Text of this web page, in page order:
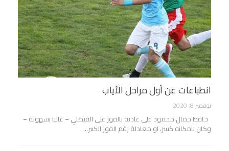
انطباعات عن أول مراحل الأياب
نوفمبر 8, 2020
حافظ جمال محمود على عادته بالفوز على الفيصلي – غالبا بسهولة –
وكان بامكانه كسر، او معادلة رقم الفوز الكبير…